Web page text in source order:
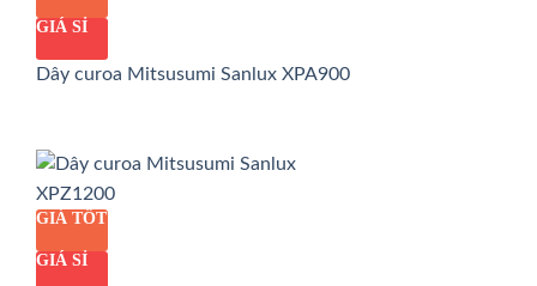
GIÁ SỈ
Dây curoa Mitsusumi Sanlux XPA900
GIÁ TỐT
GIÁ SỈ